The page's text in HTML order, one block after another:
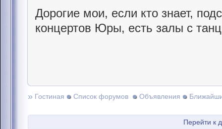
Дорогие мои, если кто знает,
концертов Юры, есть залы с
» Гостиная Список форумов Объявления
Перейти к